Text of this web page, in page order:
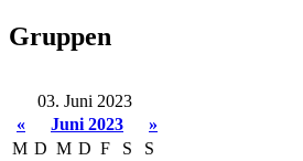
Gruppen
03. Juni 2023
«
Juni 2023
»
M D M D F S
S